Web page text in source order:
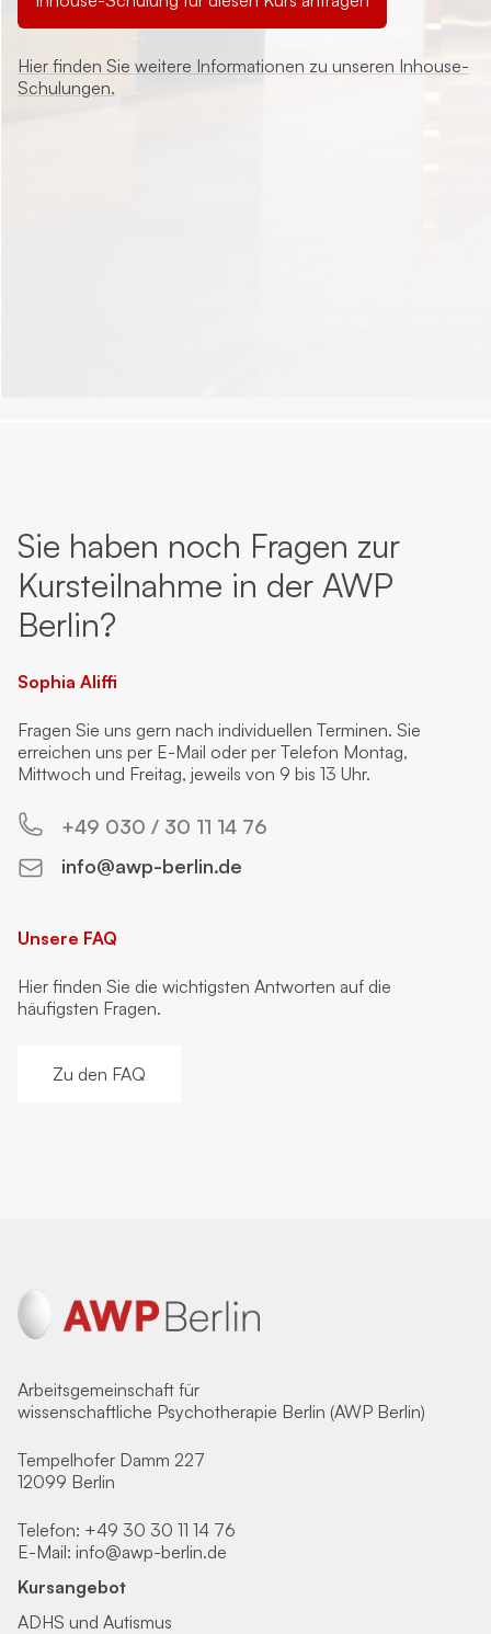
Hier finden Sie weitere Informationen zu unseren Inhouse-
Schulungen.
Sie haben noch Fragen zur
Kursteilnahme in der AWP
Berlin?
Sophia Aliffi
Fragen Sie uns gern nach individuellen Terminen. Sie
erreichen uns per E-Mail oder per Telefon Montag,
Mittwoch und Freitag, jeweils von 9 bis 13 Uhr.
+49 030 / 30 11 14 76
info@awp-berlin.de
Unsere FAQ
Hier finden Sie die wichtigsten Antworten auf die
häufigsten Fragen.
Zu den FAQ
Arbeitsgemeinschaft für
wissenschaftliche Psychotherapie Berlin (AWP Berlin)
Tempelhofer Damm 227
12099 Berlin
Telefon: +49 30 30 11 14 76
E-Mail: info@awp-berlin.de
Kursangebot
ADHS und Autismus